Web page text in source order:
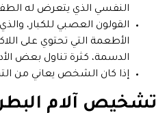
النفسي الذي يتعرض له
القولون العصبي للكبار،
الأطعمة التي تحتوي على
الدسمة، كثرة تناول بعض
إذا كان الشخص يعاني من
تشخيص آلام